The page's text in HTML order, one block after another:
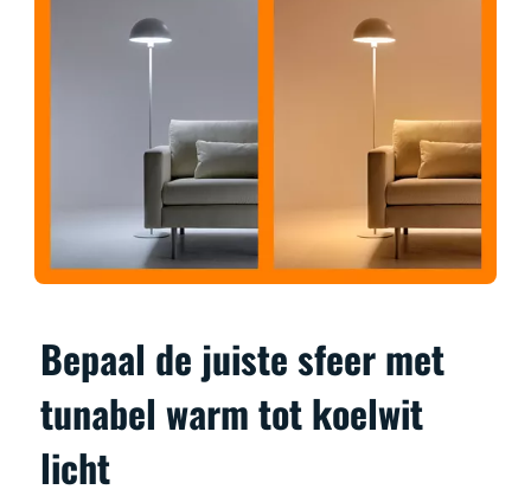
Bepaal de juiste sfeer met
tunabel warm tot koelwit
licht